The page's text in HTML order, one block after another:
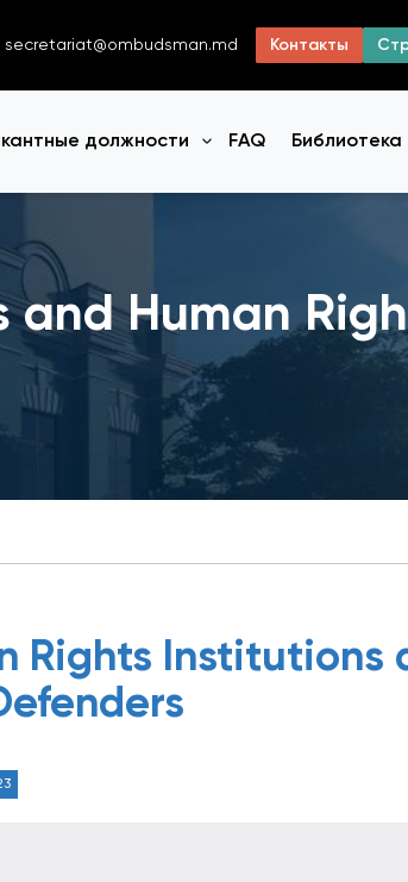
secretariat@ombudsman.md Контакты
меню
должности FAQ Библиотека
Human
Rights Institutions